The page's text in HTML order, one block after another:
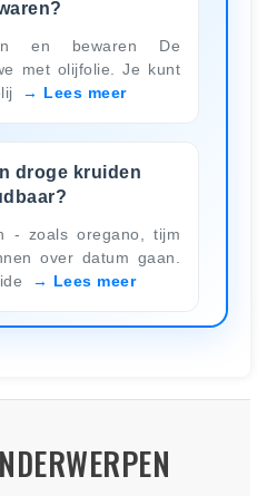
en bewaren De
met olijfolie. Je kunt
Lees meer
droge kruiden
- zoals oregano, tijm
over datum gaan.
Lees meer